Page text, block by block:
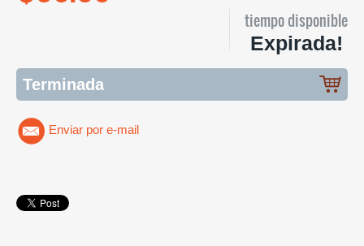
tiempo disponible
Expirada!
Terminada
Enviar por e-mail